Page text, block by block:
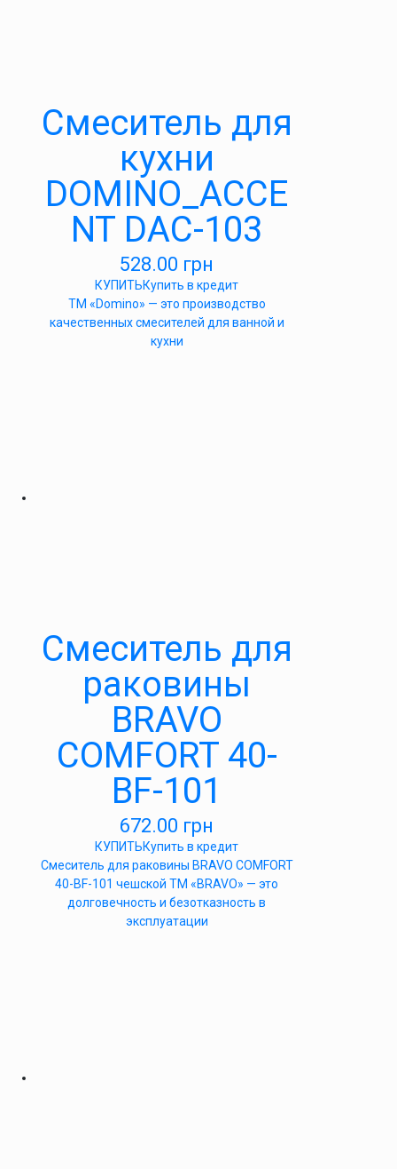
Cмеситель для
кухни
DOMINO_ACCE
NT DAC-103
528.00 грн
КУПИТЬКупить в кредит
ТМ «Domino» — это производство
качественных смесителей для ванной и
кухни
Cмеситель для
раковины
BRAVO
COMFORT 40-
BF-101
672.00 грн
КУПИТЬКупить в кредит
Cмеситель для раковины BRAVO COMFORT
40-BF-101 чешской ТМ «BRAVO» — это
долговечность и безотказность в
эксплуатации